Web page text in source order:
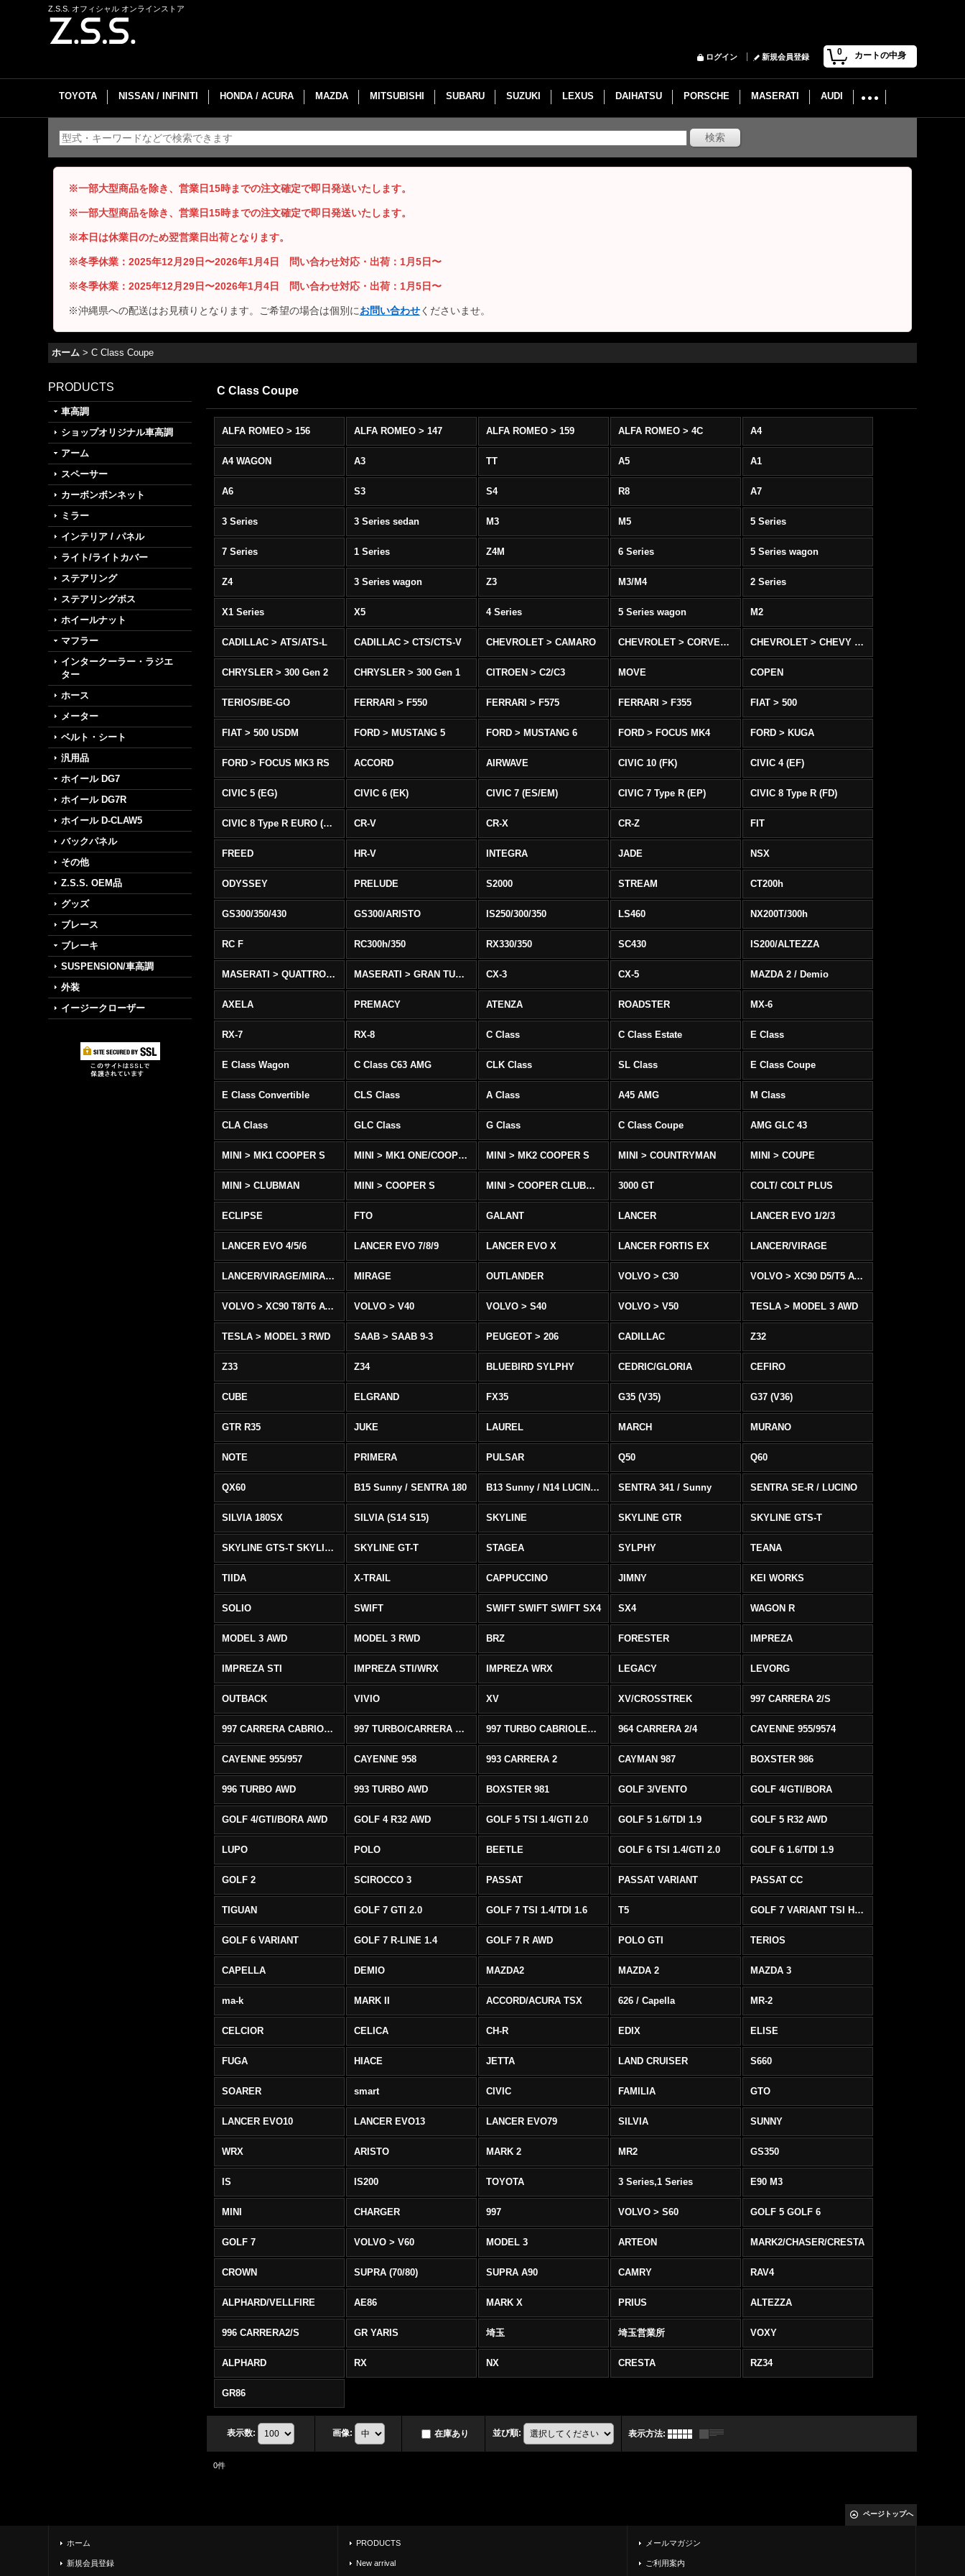
Z.S.S. オフィシャル オンラインストア
0 カートの中身
ログイン 新規会員登録
TOYOTA NISSAN / INFINITI HONDA / ACURA MAZDA MITSUBISHI SUBARU SUZUKI LEXUS DAIHATSU PORSCHE MASERATI AUDI
※一部大型商品を除き、営業日15時までの注文確定で即日発送いたします。
※一部大型商品を除き、営業日15時までの注文確定で即日発送いたします。
※本日は休業日のため翌営業日出荷となります。
※冬季休業：2025年12月29日〜2026年1月4日 問い合わせ対応・出荷：1月5日〜
※冬季休業：2025年12月29日〜2026年1月4日 問い合わせ対応・出荷：1月5日〜
※沖縄県への配送はお見積りとなります。ご希望の場合は個別にお問い合わせくださいませ。
ホーム > C Class Coupe
PRODUCTS
車高調
ショップオリジナル車高調
アーム
スペーサー
カーボンボンネット
ミラー
インテリア / パネル
ライト/ライトカバー
ステアリング
ステアリングボス
ホイールナット
マフラー
インタークーラー・ラジエ
ター
ホース
メーター
ベルト・シート
汎用品
ホイール DG7
ホイール DG7R
ホイール D-CLAW5
バックパネル
その他
Z.S.S. OEM品
グッズ
ブレース
ブレーキ
SUSPENSION/車高調
外装
イージークローザー
C Class Coupe
ALFA ROMEO > 156 ALFA ROMEO > 147 ALFA ROMEO > 159 ALFA ROMEO > 4C A4
A4 WAGON A3 TT A5 A1
A6 S3 S4 R8 A7
3 Series 3 Series sedan M3 M5 5 Series
7 Series 1 Series Z4M 6 Series 5 Series wagon
Z4 3 Series wagon Z3 M3/M4 2 Series
X1 Series X5 4 Series 5 Series wagon M2
CADILLAC > ATS/ATS-L CADILLAC > CTS/CTS-V CHEVROLET > CAMARO CHEVROLET > CORVETTE C5/C6 CHEVROLET > CHEVY SS
CHRYSLER > 300 Gen 2 CHRYSLER > 300 Gen 1 CITROEN > C2/C3 MOVE COPEN
TERIOS/BE-GO FERRARI > F550 FERRARI > F575 FERRARI > F355 FIAT > 500
FIAT > 500 USDM FORD > MUSTANG 5 FORD > MUSTANG 6 FORD > FOCUS MK4 FORD > KUGA
FORD > FOCUS MK3 RS ACCORD AIRWAVE CIVIC 10 (FK) CIVIC 4 (EF)
CIVIC 5 (EG) CIVIC 6 (EK) CIVIC 7 (ES/EM) CIVIC 7 Type R (EP) CIVIC 8 Type R (FD)
CIVIC 8 Type R EURO (FN) CR-V CR-X CR-Z FIT
FREED HR-V INTEGRA JADE NSX
ODYSSEY PRELUDE S2000 STREAM CT200h
GS300/350/430 GS300/ARISTO IS250/300/350 LS460 NX200T/300h
RC F RC300h/350 RX330/350 SC430 IS200/ALTEZZA
MASERATI > QUATTROPORTE MASERATI > GRAN TURISMO CX-3 CX-5 MAZDA 2 / Demio
AXELA PREMACY ATENZA ROADSTER MX-6
RX-7 RX-8 C Class C Class Estate E Class
E Class Wagon C Class C63 AMG CLK Class SL Class E Class Coupe
E Class Convertible CLS Class A Class A45 AMG M Class
CLA Class GLC Class G Class C Class Coupe AMG GLC 43
MINI > MK1 COOPER S MINI > MK1 ONE/COOPER MINI > MK2 COOPER S MINI > COUNTRYMAN MINI > COUPE
MINI > CLUBMAN MINI > COOPER S MINI > COOPER CLUBMAN 3000 GT COLT/ COLT PLUS
ECLIPSE FTO GALANT LANCER LANCER EVO 1/2/3
LANCER EVO 4/5/6 LANCER EVO 7/8/9 LANCER EVO X LANCER FORTIS EX LANCER/VIRAGE
LANCER/VIRAGE/MIRAGE MIRAGE OUTLANDER VOLVO > C30 VOLVO > XC90 D5/T5 AWD
VOLVO > XC90 T8/T6 AWD VOLVO > V40 VOLVO > S40 VOLVO > V50 TESLA > MODEL 3 AWD
TESLA > MODEL 3 RWD SAAB > SAAB 9-3 PEUGEOT > 206 CADILLAC Z32
Z33 Z34 BLUEBIRD SYLPHY CEDRIC/GLORIA CEFIRO
CUBE ELGRAND FX35 G35 (V35) G37 (V36)
GTR R35 JUKE LAUREL MARCH MURANO
NOTE PRIMERA PULSAR Q50 Q60
QX60 B15 Sunny / SENTRA 180 B13 Sunny / N14 LUCINO / SENTRA 331 SENTRA 341 / Sunny SENTRA SE-R / LUCINO
SILVIA 180SX SILVIA (S14 S15) SKYLINE SKYLINE GTR SKYLINE GTS-T
SKYLINE GTS-T SKYLINE GTS-T SKYLINE GT-T STAGEA SYLPHY TEANA
TIIDA X-TRAIL CAPPUCCINO JIMNY KEI WORKS
SOLIO SWIFT SWIFT SWIFT SWIFT SX4 SX4 WAGON R
MODEL 3 AWD MODEL 3 RWD BRZ FORESTER IMPREZA
IMPREZA STI IMPREZA STI/WRX IMPREZA WRX LEGACY LEVORG
OUTBACK VIVIO XV XV/CROSSTREK 997 CARRERA 2/S
997 CARRERA CABRIOLET 2/S 997 TURBO/CARRERA 4/4S AWD 997 TURBO CABRIOLET AWD 964 CARRERA 2/4 CAYENNE 955/9574
CAYENNE 955/957 CAYENNE 958 993 CARRERA 2 CAYMAN 987 BOXSTER 986
996 TURBO AWD 993 TURBO AWD BOXSTER 981 GOLF 3/VENTO GOLF 4/GTI/BORA
GOLF 4/GTI/BORA AWD GOLF 4 R32 AWD GOLF 5 TSI 1.4/GTI 2.0 GOLF 5 1.6/TDI 1.9 GOLF 5 R32 AWD
LUPO POLO BEETLE GOLF 6 TSI 1.4/GTI 2.0 GOLF 6 1.6/TDI 1.9
GOLF 2 SCIROCCO 3 PASSAT PASSAT VARIANT PASSAT CC
TIGUAN GOLF 7 GTI 2.0 GOLF 7 TSI 1.4/TDI 1.6 T5 GOLF 7 VARIANT TSI HIGHLINE/R-LINE
GOLF 6 VARIANT GOLF 7 R-LINE 1.4 GOLF 7 R AWD POLO GTI TERIOS
CAPELLA DEMIO MAZDA2 MAZDA 2 MAZDA 3
ma-k MARK II ACCORD/ACURA TSX 626 / Capella MR-2
CELCIOR CELICA CH-R EDIX ELISE
FUGA HIACE JETTA LAND CRUISER S660
SOARER smart CIVIC FAMILIA GTO
LANCER EVO10 LANCER EVO13 LANCER EVO79 SILVIA SUNNY
WRX ARISTO MARK 2 MR2 GS350
IS IS200 TOYOTA 3 Series,1 Series E90 M3
MINI CHARGER 997 VOLVO > S60 GOLF 5 GOLF 6
GOLF 7 VOLVO > V60 MODEL 3 ARTEON MARK2/CHASER/CRESTA
CROWN SUPRA (70/80) SUPRA A90 CAMRY RAV4
ALPHARD/VELLFIRE AE86 MARK X PRIUS ALTEZZA
996 CARRERA2/S GR YARIS 埼玉 埼玉営業所 VOXY
ALPHARD RX NX CRESTA RZ34
GR86
表示数: 画像: 在庫あり 並び順: 表示方法:
0件
ページトップへ
ホーム
新規会員登録
PRODUCTS
New arrival
メールマガジン
ご利用案内